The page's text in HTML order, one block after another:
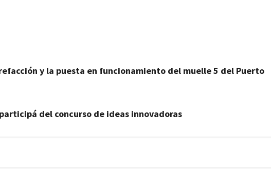
y la puesta en funcionamiento del muelle 5 del Puerto
del concurso de ideas innovadoras